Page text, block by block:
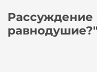
Рассуждение
равнодушие?"